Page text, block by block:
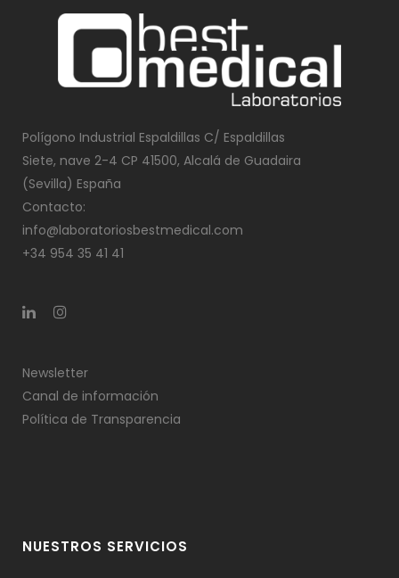
Polígono Industrial Espaldillas C/ Espaldillas
Siete, nave 2-4 CP 41500, Alcalá de Guadaira
(Sevilla) España
Contacto:
info@laboratoriosbestmedical.com
+34 954 35 41 41
Newsletter
Canal de información
Política de Transparencia
NUESTROS SERVICIOS